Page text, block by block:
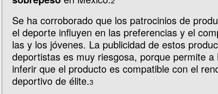
Se ha corroborado que los patrocinios de
el deporte influyen en las preferencias y el
las y los jóvenes. La publicidad de estos
deportistas es muy riesgosa, porque permite a
inferir que el producto es compatible con el
deportivo de élite.3